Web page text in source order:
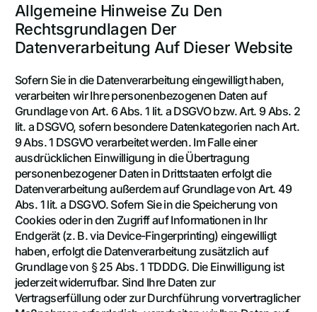
Allgemeine Hinweise Zu Den
Rechtsgrundlagen Der
Datenverarbeitung Auf Dieser Website
Sofern Sie in die Datenverarbeitung eingewilligt haben,
verarbeiten wir Ihre personenbezogenen Daten auf
Grundlage von Art. 6 Abs. 1 lit. a DSGVO bzw. Art. 9 Abs. 2
lit. a DSGVO, sofern besondere Datenkategorien nach Art.
9 Abs. 1 DSGVO verarbeitet werden. Im Falle einer
ausdrücklichen Einwilligung in die Übertragung
personenbezogener Daten in Drittstaaten erfolgt die
Datenverarbeitung außerdem auf Grundlage von Art. 49
Abs. 1 lit. a DSGVO. Sofern Sie in die Speicherung von
Cookies oder in den Zugriff auf Informationen in Ihr
Endgerät (z. B. via Device-Fingerprinting) eingewilligt
haben, erfolgt die Datenverarbeitung zusätzlich auf
Grundlage von § 25 Abs. 1 TDDDG. Die Einwilligung ist
jederzeit widerrufbar. Sind Ihre Daten zur
Vertragserfüllung oder zur Durchführung vorvertraglicher